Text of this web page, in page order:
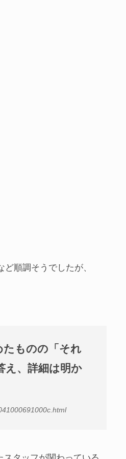
順調そうでしたが、
たものの「それ
え、詳細は明か